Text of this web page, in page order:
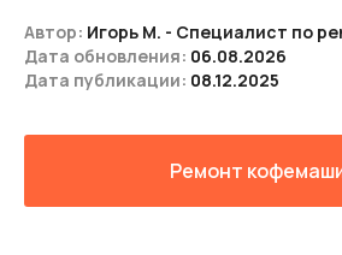
Автор: Игорь М. - Специалист по
Дата обновления: 06.08.2026
Дата публикации: 08.12.2025
Ремонт